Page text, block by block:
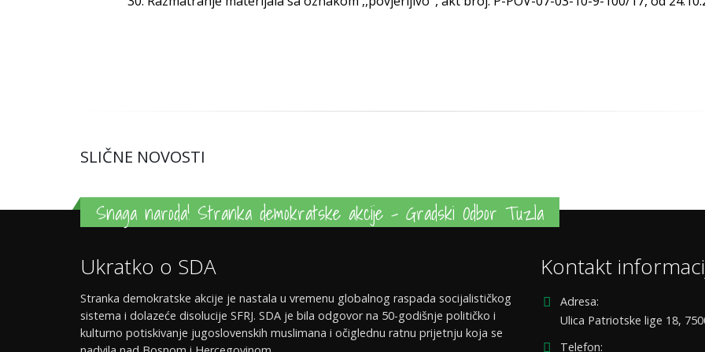
SLIČNE NOVOSTI
Snaga naroda! Stranka demokratske akcije - Gradski Odbor Tuzla
Ukratko o SDA
Stranka demokratske akcije je nastala u vremenu globalnog raspada socijalističkog
sistema i dolazeće disolucije SFRJ. SDA je bila odgovor na 50-godišnje političko i
kulturno potiskivanje jugoslovenskih muslimana i očiglednu ratnu prijetnju koja se
Kontakt
Adresa:
Ulica Patriotske lige 18,
Telefon: